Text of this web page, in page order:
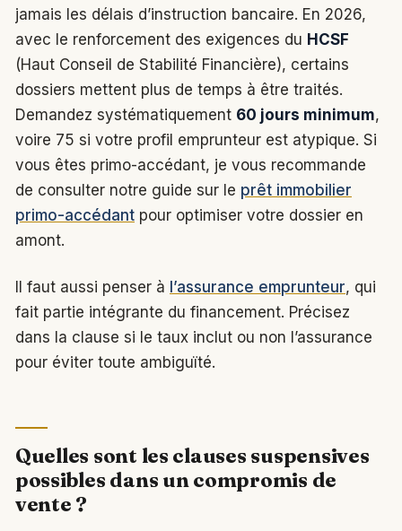
jamais les délais d’instruction bancaire. En 2026,
avec le renforcement des exigences du HCSF
(Haut Conseil de Stabilité Financière), certains
dossiers mettent plus de temps à être traités.
Demandez systématiquement 60 jours minimum,
voire 75 si votre profil emprunteur est atypique. Si
vous êtes primo-accédant, je vous recommande
de consulter notre guide sur le prêt immobilier
primo-accédant pour optimiser votre dossier en
amont.
Il faut aussi penser à l’assurance emprunteur, qui
fait partie intégrante du financement. Précisez
dans la clause si le taux inclut ou non l’assurance
pour éviter toute ambiguïté.
Quelles sont les clauses suspensives
possibles dans un compromis de
vente ?